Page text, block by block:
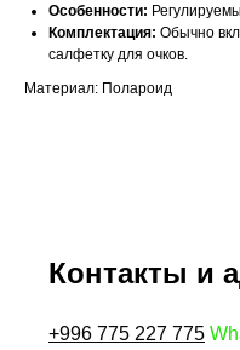
Особенности:
Комплектация: Обычно
салфетку для очков.
Материал: Полароид
Контакты и
+996 775 227 775